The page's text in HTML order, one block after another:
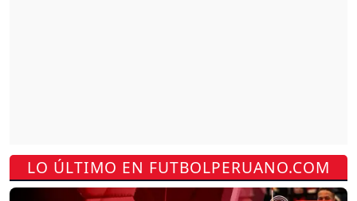
LO ÚLTIMO EN FUTBOLPERUANO.COM